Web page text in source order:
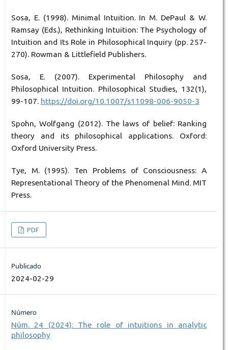
Sosa, E. (1998). Minimal Intuition. In M. DePaul & W.
Ramsay (Eds.), Rethinking Intuition: The Psychology of
Intuition and Its Role in Philosophical Inquiry (pp. 257-
270). Rowman & Littlefield Publishers.
Sosa, E. (2007). Experimental Philosophy and
Philosophical Intuition. Philosophical Studies, 132(1),
99-107. https://doi.org/10.1007/s11098-006-9050-3
Spohn, Wolfgang (2012). The laws of belief: Ranking
theory and its philosophical applications. Oxford:
Oxford University Press.
Tye, M. (1995). Ten Problems of Consciousness: A
Representational Theory of the Phenomenal Mind. MIT
Press.
PDF
Publicado
2024-02-29
Número
Núm. 24 (2024): The role of intuitions in analytic
philosophy